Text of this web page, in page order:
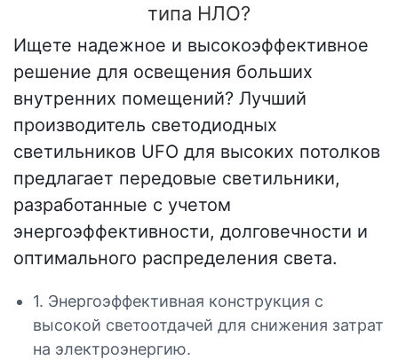
типа НЛО?
Ищете надежное и высокоэффективное
решение для освещения больших
внутренних помещений? Лучший
производитель светодиодных
светильников UFO для высоких потолков
предлагает передовые светильники,
разработанные с учетом
энергоэффективности, долговечности и
оптимального распределения света.
1. Энергоэффективная конструкция с
высокой светоотдачей для снижения затрат
на электроэнергию.